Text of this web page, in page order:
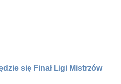
się Finał Ligi Mistrzów